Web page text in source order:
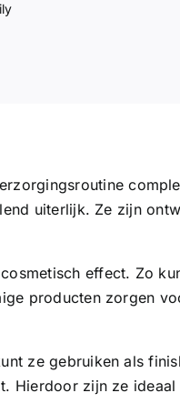
uiterlijk. Ze zijn
effect. Zo
producten zorgen
ze gebruiken als
Hierdoor zijn ze